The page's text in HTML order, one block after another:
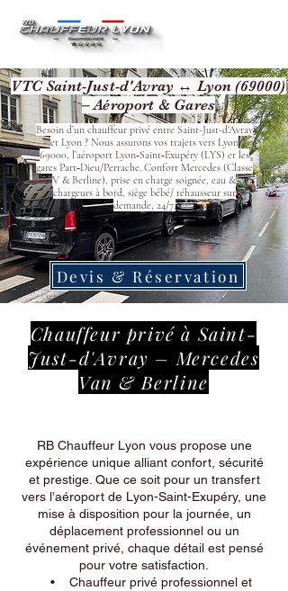
VTC Saint-Just-d'Avray ↔ Lyon (69000)
– Aéroport & Gares
Besoin d’un chauffeur privé entre Saint-Just-d'Avray
et Lyon ? Nous assurons vos trajets vers Lyon
69000, l’aéroport Lyon‑Saint‑Exupéry (LYS) et les
gares Part‑Dieu/Perrache. Confort Mercedes (Classe
V & Berline), prise en charge soignée, eau &
chargeurs à bord, siège bébé/ réhausseur sur
demande, 24/7.
Devis & Réservation
Chauffeur privé à Saint-
Just-d'Avray – Mercedes
Van & Berline
RB Chauffeur Lyon vous propose une
expérience unique alliant confort, sécurité
et prestige. Que ce soit pour un transfert
vers l’aéroport de Lyon-Saint-Exupéry, une
mise à disposition pour la journée, un
déplacement professionnel ou un
événement privé, chaque détail est pensé
pour votre satisfaction.
• Chauffeur privé professionnel et